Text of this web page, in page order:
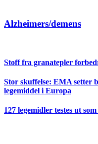
Alzheimers/demens
Stoff fra granatepler
Stor skuffelse: EMA setter
legemiddel i Europa
127 legemidler testes ut